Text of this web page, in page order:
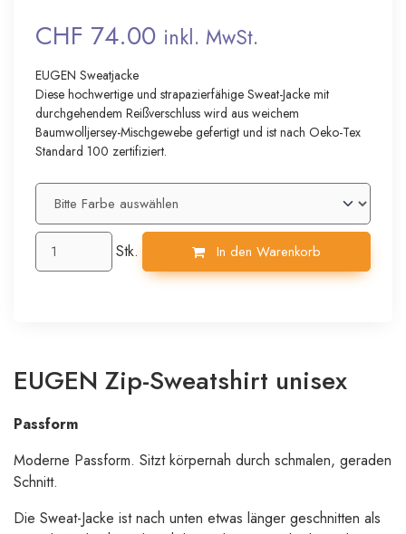
CHF 74.00 inkl. MwSt.
EUGEN Sweatjacke
Diese hochwertige und strapazierfähige Sweat-Jacke mit
durchgehendem Reißverschluss wird aus weichem
Baumwolljersey-Mischgewebe gefertigt und ist nach Oeko-Tex
Standard 100 zertifiziert.
Stk. In den Warenkorb
EUGEN Zip-Sweatshirt unisex
Passform
Moderne Passform. Sitzt körpernah durch schmalen, geraden
Schnitt.
Die Sweat-Jacke ist nach unten etwas länger geschnitten als